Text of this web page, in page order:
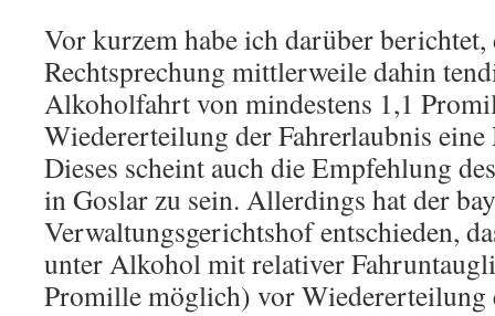
Vor kurzem habe ich darüber berichtet,
Rechtsprechung mittlerweile dahin
Alkoholfahrt von mindestens 1,1
Wiedererteilung der Fahrerlaubnis
Dieses scheint auch die Empfehlung
in Goslar zu sein. Allerdings hat der
Verwaltungsgerichtshof entschieden,
unter Alkohol mit relativer
Promille möglich) vor Wiedererteilung